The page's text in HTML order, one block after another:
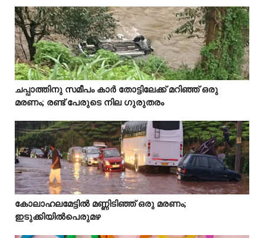
  
ചപ്പാത്തിനു സമീപം കാർ തോട്ടിലേക്ക് മറിഞ്ഞ് ഒരു
മരണം; രണ്ട് പേരുടെ നില ഗുരുതരം
  
Idukki
കോലാഹലമേട്ടിൽ മണ്ണിടിഞ്ഞ് ഒരു മരണം;
ഇടുക്കിയിൽപെരുമഴ
Idukki